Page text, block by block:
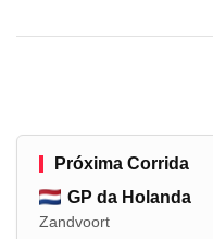
Próxima Corrida
GP da Holanda
Zandvoort